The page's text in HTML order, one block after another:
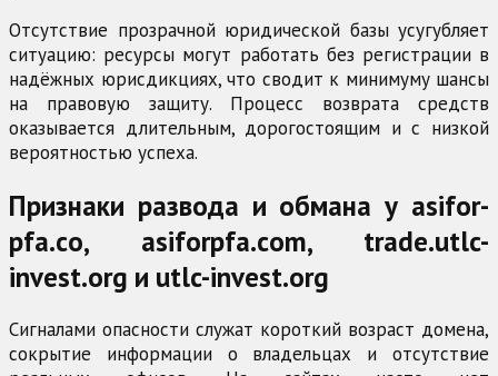
Отсутствие прозрачной юридической базы усугубляет
ситуацию: ресурсы могут работать без регистрации в
надёжных юрисдикциях, что сводит к минимуму шансы
на правовую защиту. Процесс возврата средств
оказывается длительным, дорогостоящим и с низкой
вероятностью успеха.
Признаки развода и обмана у asifor-
pfa.co, asiforpfa.com, trade.utlc-
invest.org и utlc-invest.org
Сигналами опасности служат короткий возраст домена,
сокрытие информации о владельцах и отсутствие